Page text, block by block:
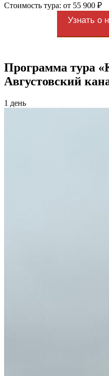
Стоимость тура: от 55 900 ₽
Узнать о
Программа тура
Августовский
1 день